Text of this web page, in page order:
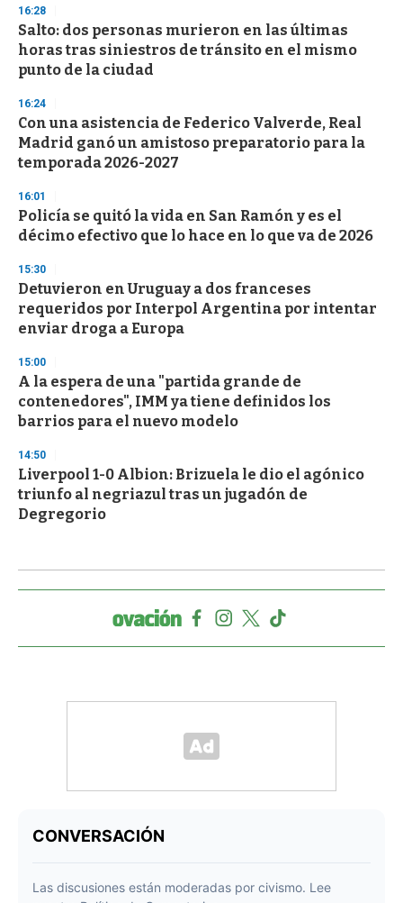
16:28
Salto: dos personas murieron en las últimas
horas tras siniestros de tránsito en el mismo
punto de la ciudad
16:24
Con una asistencia de Federico Valverde, Real
Madrid ganó un amistoso preparatorio para la
temporada 2026-2027
16:01
Policía se quitó la vida en San Ramón y es el
décimo efectivo que lo hace en lo que va de 2026
15:30
Detuvieron en Uruguay a dos franceses
requeridos por Interpol Argentina por intentar
enviar droga a Europa
15:00
A la espera de una "partida grande de
contenedores", IMM ya tiene definidos los
barrios para el nuevo modelo
14:50
Liverpool 1-0 Albion: Brizuela le dio el agónico
triunfo al negriazul tras un jugadón de
Degregorio